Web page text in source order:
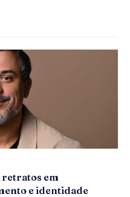
em
e identidade